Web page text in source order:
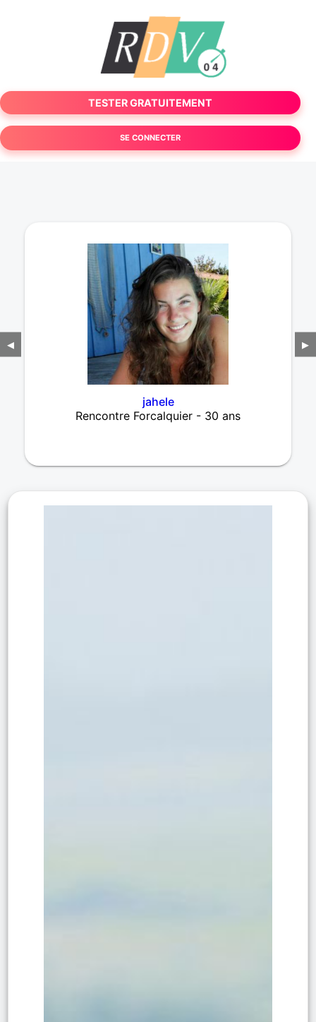
TESTER GRATUITEMENT
SE CONNECTER
◀
jahele
Rencontre Forcalquier - 30 ans
▶